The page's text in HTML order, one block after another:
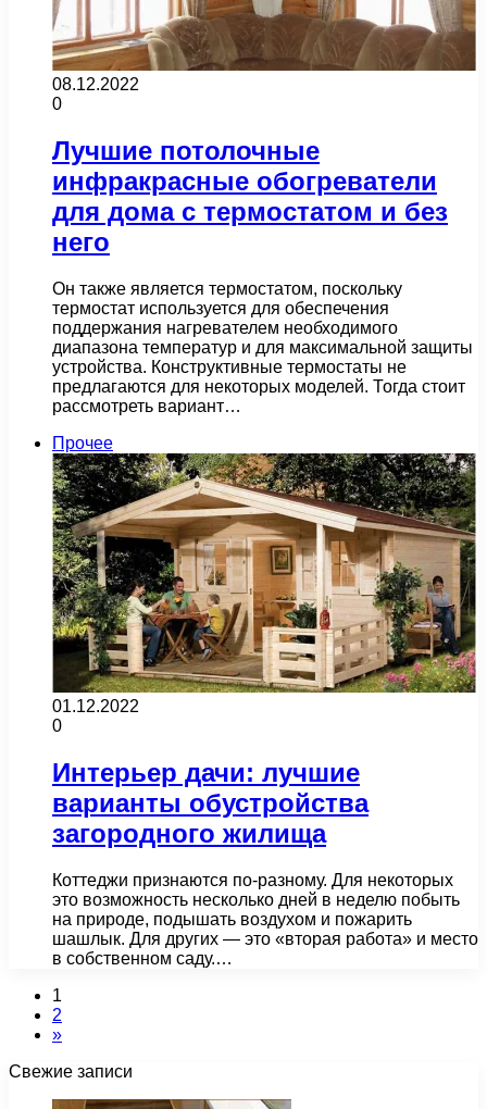
08.12.2022
0
Лучшие потолочные
инфракрасные обогреватели
для дома с термостатом и без
него
Он также является термостатом, поскольку
термостат используется для обеспечения
поддержания нагревателем необходимого
диапазона температур и для максимальной защиты
устройства. Конструктивные термостаты не
предлагаются для некоторых моделей. Тогда стоит
рассмотреть вариант…
Прочее
01.12.2022
0
Интерьер дачи: лучшие
варианты обустройства
загородного жилища
Коттеджи признаются по-разному. Для некоторых
это возможность несколько дней в неделю побыть
на природе, подышать воздухом и пожарить
шашлык. Для других — это «вторая работа» и место
в собственном саду.…
1
2
»
Свежие записи